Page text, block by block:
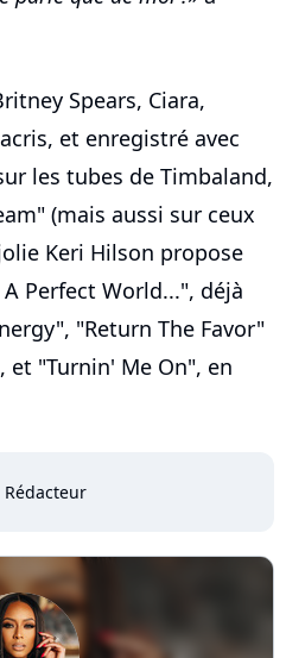
Spears, Ciara,
et enregistré avec
les tubes de Timbaland,
(mais aussi sur ceux
Keri Hilson propose
Perfect World...", déjà
"Return The Favor"
et "Turnin' Me On", en
Rédacteur